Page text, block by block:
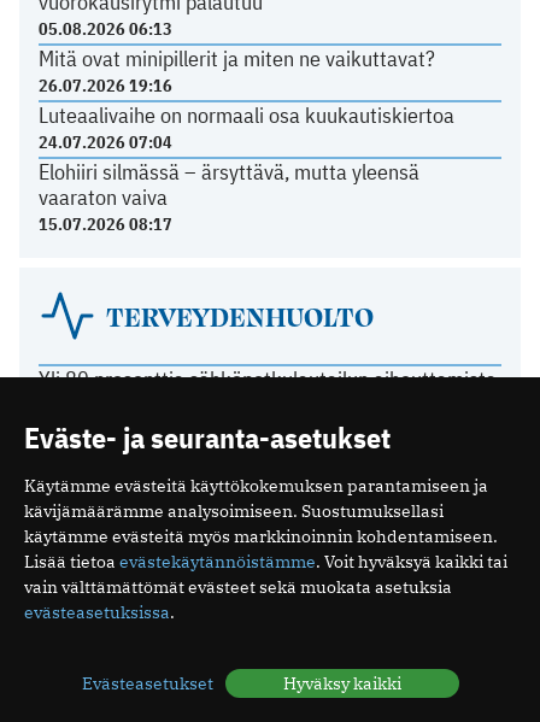
05.08.2026 06:13
Mitä ovat minipillerit ja miten ne vaikuttavat?
26.07.2026 19:16
Luteaalivaihe on normaali osa kuukautiskiertoa
24.07.2026 07:04
Elohiiri silmässä – ärsyttävä, mutta yleensä
vaaraton vaiva
15.07.2026 08:17
TERVEYDENHUOLTO
Yli 80 prosenttia sähköpotkulautailun aiheuttamista
03.07.2026 10:39
Näiden oireiden vuoksi suomalaiset menevät
lääkäriin
04.05.2026 08:52
Suomalaisen tehohoidon tulokset ovat hyviä
15.12.2025 08:19
Espanjassa perusterveydenhuolto toimii hyvin
Eväste- ja seuranta-asetukset
Käytämme evästeitä käyttökokemuksen parantamiseen ja
kävijämäärämme analysoimiseen. Suostumuksellasi
käytämme evästeitä myös markkinoinnin kohdentamiseen.
Lisää tietoa evästekäytännöistämme. Voit hyväksyä kaikki tai
vain välttämättömät evästeet sekä muokata asetuksia
evästeasetuksissa.
Evästeasetukset Hyväksy kaikki